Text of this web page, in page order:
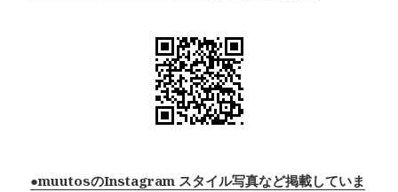
●muutosのInstagram スタイル写真など掲載していま